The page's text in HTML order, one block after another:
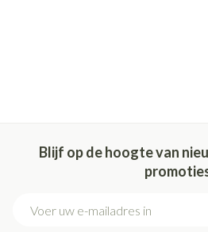
Blijf op de hoogte van